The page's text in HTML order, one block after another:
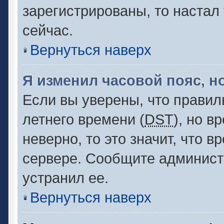
зарегистрированы, то
сейчас.
Вернуться наверх
Я изменил часовой пояс,
Если вы уверены, что
летнего времени (DST), но
неверно, то это значит, что
сервере. Сообщите
устранил ее.
Вернуться наверх